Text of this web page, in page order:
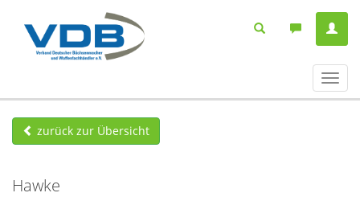
ein-/
zurück zur Übersicht
Hawke